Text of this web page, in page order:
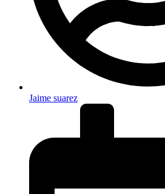
Jaime suarez